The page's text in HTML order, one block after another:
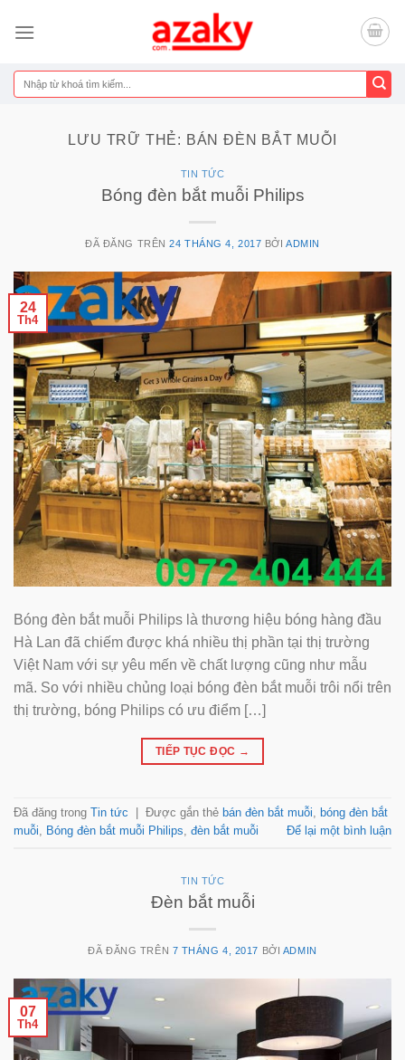
đến
dung
Tìm
kiếm:
LƯU TRỮ THẺ: BÁN ĐÈN BẮT MUỖI
TIN TỨC
Bóng đèn bắt muỗi Philips
ĐÃ ĐĂNG TRÊN24 THÁNG 4, 2017 BỞIADMIN
24
Th4
Bóng đèn bắt muỗi Philips là thương hiệu bóng hàng đầu
Hà Lan đã chiếm được khá nhiều thị phần tại thị trường
Việt Nam với sự yêu mến về chất lượng cũng như mẫu
mã. So với nhiều chủng loại bóng đèn bắt muỗi trôi nổi trên
thị trường, bóng Philips có ưu điểm […]
TIẾP TỤC ĐỌC →
Đã đăng trong Tin tức Được gắn thẻ bán đèn bắt muỗi, bóng đèn bắt
muỗi, Bóng đèn bắt muỗi Philips, đèn bắt muỗi Để lại một bình luận
TIN TỨC
Đèn bắt muỗi
ĐÃ ĐĂNG TRÊN 7 THÁNG 4, 2017 BỞI ADMIN
07
Th4